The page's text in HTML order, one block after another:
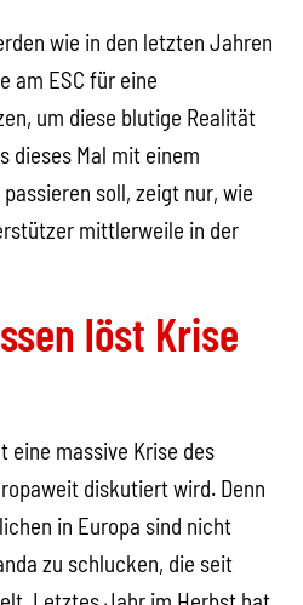
wie in den letzten Jahren
am ESC für eine
um diese blutige Realität
dieses Mal mit einem
soll, zeigt nur, wie
mittlerweile in der
löst Krise
eine massive Krise des
diskutiert wird. Denn
in Europa sind nicht
zu schlucken, die seit